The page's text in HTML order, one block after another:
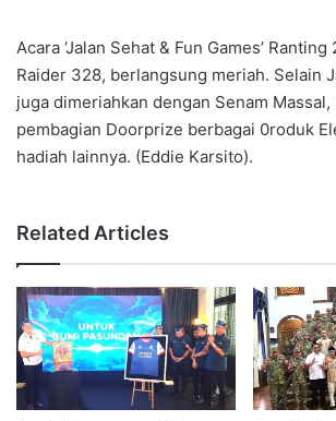
Acara ‘Jalan Sehat & Fun Games’
Raider 328, berlangsung meriah. Selain
juga dimeriahkan dengan Senam
pembagian Doorprize berbagai 0roduk
hadiah lainnya. (Eddie Karsito).
Related Articles